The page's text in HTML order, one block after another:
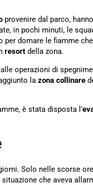
provenire dal parco,
in pochi minuti, le
per domare le fiamme
resort della zona.
operazioni di
la zona collinare
è stata disposta l’
Solo nelle scorse
situazione che aveva